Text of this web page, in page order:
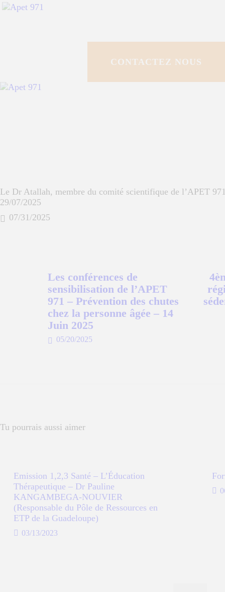
CONTACTEZ NOUS
QUI SOMMES
Le Dr Atallah, membre du comité scientifique de l’APET
29/07/2025
07/31/2025
Les conférences de
sensibilisation de l’APET
971 – Prévention des chutes
chez la personne âgée – 14
Juin 2025
05/20/2025
Tu pourrais aussi aimer
Emission 1,2,3 Santé – L’Éducation
Thérapeutique – Dr Pauline
KANGAMBEGA-NOUVIER
(Responsable du Pôle de Ressources en
ETP de la Guadeloupe)
03/13/2023